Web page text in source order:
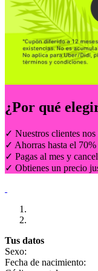
¿Por qué
✓ Nuestros clientes
✓ Ahorras hasta el
✓ Pagas al mes y
✓ Obtienes un precio
Tus datos
Sexo:
Fecha de nacimiento: